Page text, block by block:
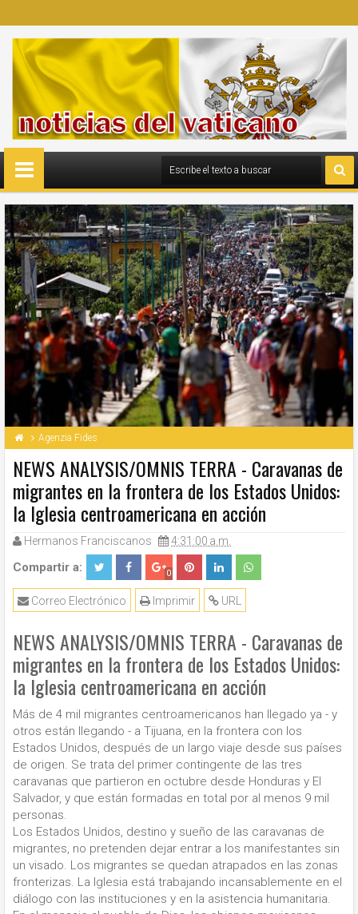
Agenzia Fides
NEWS ANALYSIS/OMNIS TERRA - Caravanas de
migrantes en la frontera de los Estados Unidos:
la Iglesia centroamericana en acción
Hermanos Franciscanos 4:31:00 a.m.
Compartir a: 0
URL
Imprimir
Correo Electrónico
NEWS ANALYSIS/OMNIS TERRA - Caravanas de
migrantes en la frontera de los Estados Unidos:
la Iglesia centroamericana en acción
Más de 4 mil migrantes centroamericanos han llegado ya - y
otros están llegando - a Tijuana, en la frontera con los
Estados Unidos, después de un largo viaje desde sus países
de origen. Se trata del primer contingente de las tres
caravanas que partieron en octubre desde Honduras y El
Salvador, y que están formadas en total por al menos 9 mil
personas.
Los Estados Unidos, destino y sueño de las caravanas de
migrantes, no pretenden dejar entrar a los manifestantes sin
un visado. Los migrantes se quedan atrapados en las zonas
fronterizas. La Iglesia está trabajando incansablemente en el
diálogo con las instituciones y en la asistencia humanitaria.